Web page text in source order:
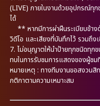
(LIVE) ภายในงานด้วยอุปกรณ์ทุ
ได้
** หากมีการผ่าฝืนระเบียบข้า
วิดีโอ และเสียงที่บันทึกไว้ รวมถึ
7. ไม่อนุญาตให้นำป้ายทุกชนิดทุกข
ทบในการรับชมการแสดงของผู้ช
หมายเหตุ : ทางทีมงานขอสงวนสิ
กติกาตามความเหมาะสม